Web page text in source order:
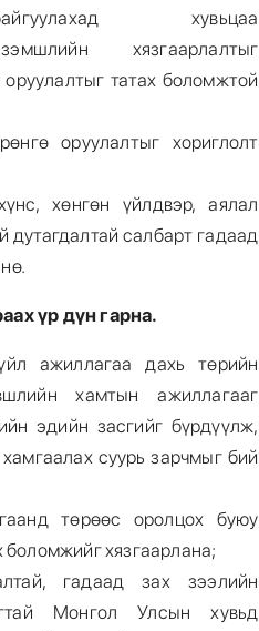
хувьцаа
хязгаарлалтыг
татах боломжтой
оруулалтыг хориглолт
хөнгөн үйлдвэр, аялал
дутагдалтай салбарт гадаад
үр дүн гарна.
ажиллагаа дахь төрийн
хамтын ажиллагааг
эдийн засгийг бүрдүүлж,
суурь зарчмыг бий
төрөөс оролцох буюу
боломжийг хязгаарлана;
гадаад зах зээлийн
Монгол Улсын хувьд